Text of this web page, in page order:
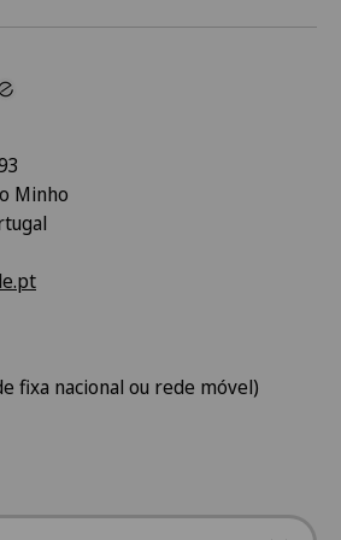
Minho
fixa nacional ou rede móvel)